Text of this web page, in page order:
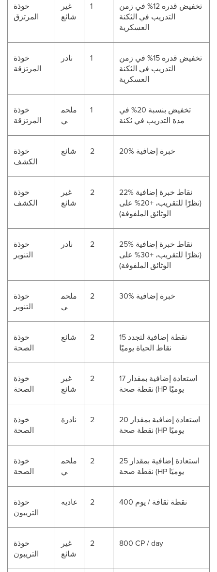
خوذة
المرتزق
غير
شائع
1
تخفيض قدره 12% في زمن
التدريب في الثكنة
العسكرية
خوذة
المرتزقة
نادر 1
تخفيض قدره 15% في زمن
التدريب في الثكنة
العسكرية
خوذة
المرتزقة
ملحم
ي
1
تخفيض بنسبة 20% في
مدة التدريب في ثكنة
خوذة
الكشف
شائع 2 20% خبرة إضافية
خوذة
الكشف
غير
شائع
2
22% نقاط خبرة إضافية
(نظرًا للتقريب، +20% على
الوثائق الملفوفة)
خوذة
التنوير
نادر 2
25% نقاط خبرة إضافية
(نظرًا للتقريب، +30% على
الوثائق الملفوفة)
خوذة
التنوير
ملحم
ي
2 30% خبرة إضافية
خوذة
الصحة
شائع 2
15 نقطة إضافية لتجدد
نقاط الحياة يوميًا
خوذة
الصحة
غير
شائع
2
استعادة إضافية بمقدار 17
نقطة صحة (HP يوميًا
خوذة
الصحة
نادرة 2
استعادة إضافية بمقدار 20
نقطة صحة (HP يوميًا
خوذة
الصحة
ملحم
ي
2
استعادة إضافية بمقدار 25
نقطة صحة (HP يوميًا
خوذة
التريبون
عاديه 2 400 نقطة ثقافة / يوم
خوذة
التريبون
غير
شائع
2 800 CP / day